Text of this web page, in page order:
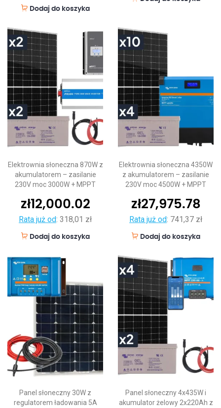
Dodaj do koszyka
Elektrownia słoneczna 870W z
akumulatorem – zasilanie
230V moc 3000W + MPPT
zł12,000.02
Rata już od: 318,01 zł
Dodaj do koszyka
Elektrownia słoneczna 4350W
z akumulatorem – zasilanie
230V moc 4500W + MPPT
zł27,975.78
Rata już od: 741,37 zł
Dodaj do koszyka
Panel słoneczny 30W z
regulatorem ładowania 5A
Panel słoneczny 4x435W i
akumulator żelowy 2x220Ah z